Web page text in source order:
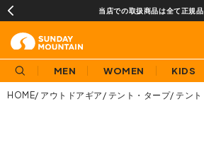
当店での取扱商品は全て正規
MEN WOMEN KIDS
HOME アウトドアギア テント・タープ テン